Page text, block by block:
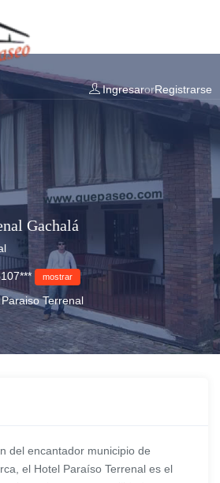
IngresarorRegistrarse
Gachalá
mostrar
Terrenal
del encantador municipio de
el Hotel Paraíso Terrenal es el